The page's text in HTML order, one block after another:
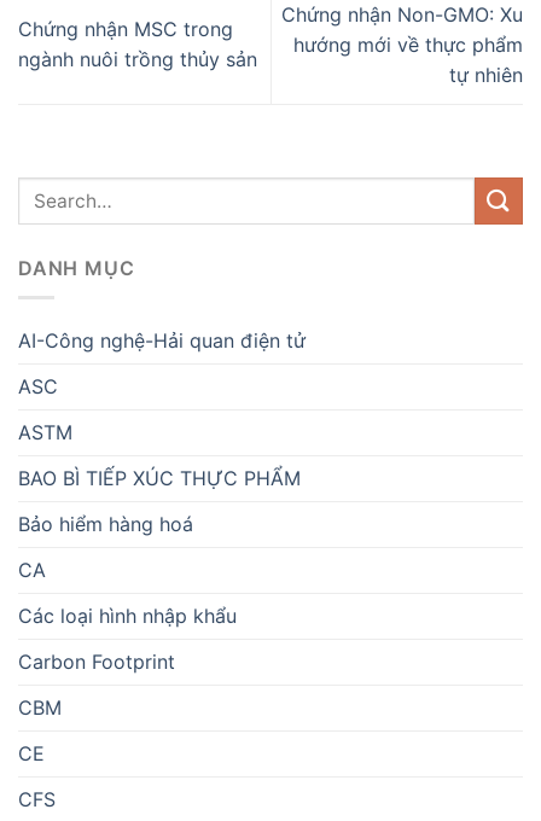
Chứng nhận MSC trong
ngành nuôi trồng thủy sản
Chứng nhận Non-GMO: Xu
hướng mới về thực phẩm
tự nhiên
DANH MỤC
AI-Công nghệ-Hải quan điện tử
ASC
ASTM
BAO BÌ TIẾP XÚC THỰC PHẨM
Bảo hiểm hàng hoá
CA
Các loại hình nhập khẩu
Carbon Footprint
CBM
CE
CFS